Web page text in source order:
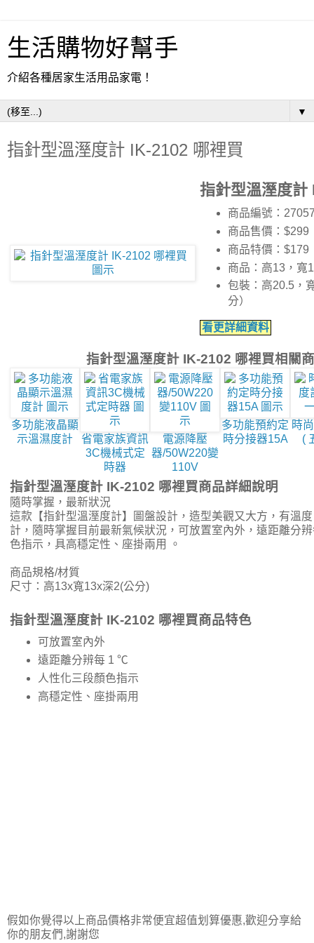
生活購物好幫手
介紹各種居家生活用品家電！
▼
指針型溫溼度計 IK-2102 哪裡買
指針型溫溼度計
商品編號：
商品售價：$299
商品特價： $179
商品：高13，寬
包裝：高20.5，
分）
看更詳細資料
指針型溫溼度計 IK-2102 哪裡買相關
多功能液晶顯
示溫濕度計
省電家族資訊
3C機械式定
時器
電源降壓
器/50W220變
110V
多功能預約定
時分接器15A
時
(
指針型溫溼度計 IK-2102 哪裡買商品詳細說明
隨時掌握，最新狀況
這款【指針型溫溼度計】圖盤設計，造型美觀又大方，有溫
計，隨時掌握目前最新氣候狀況，可放置室內外，遠距離分
色指示，具高穩定性、座掛兩用 。
商品規格/材質
尺寸：高13x寬13x深2(公分)
指針型溫溼度計 IK-2102 哪裡買商品特色
可放置室內外
遠距離分辨每 1 ℃
人性化三段顏色指示
高穩定性、座掛兩用
假如你覺得以上商品價格非常便宜超值划算優惠,歡迎分享給
你的朋友們,謝謝您